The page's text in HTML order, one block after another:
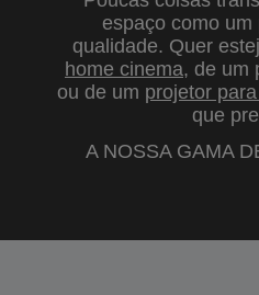
espaço como
qualidade. Quer
home cinema, de um
ou de um projetor
que
A NOSSA GAMA